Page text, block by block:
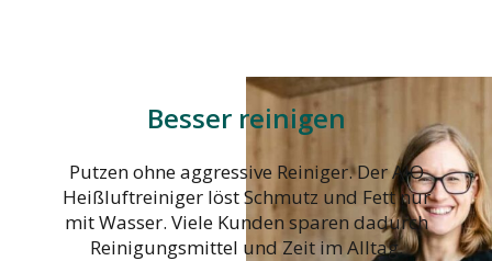
Besser reinigen
Putzen ohne aggressive Reiniger. Der AIO
Heißluftreiniger löst Schmutz und Fett nur
mit Wasser. Viele Kunden sparen dadurch
Reinigungsmittel und Zeit im Alltag.